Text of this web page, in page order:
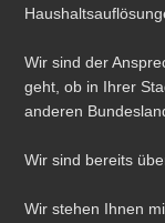
Wir sind der
geht, ob in Ihrer
anderen
Wir sind bereits
Wir stehen Ihnen